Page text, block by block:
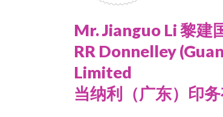
Mr. Jianguo Li 黎建
RR Donnelley
Limited
当纳利（广东）印